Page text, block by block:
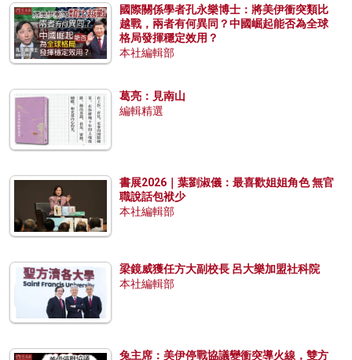
國際關係學者孔永樂博士：將美伊衝突類比
越戰，兩者有何異同？中國崛起能否為全球
格局發揮穩定效用？
本社編輯部
葛亮：見南山
編輯精選
書展2026｜葉劉淑儀：最喜歡姐姐角色 無官
職說話包袱少
本社編輯部
梁鏡威獲任方大副校長 呂大樂加盟社科院
本社編輯部
兔主席：美伊停戰協議變衝突導火線，雙方